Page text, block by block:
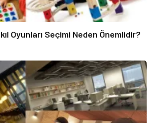
Oyunları Seçimi Neden Önemlidir?